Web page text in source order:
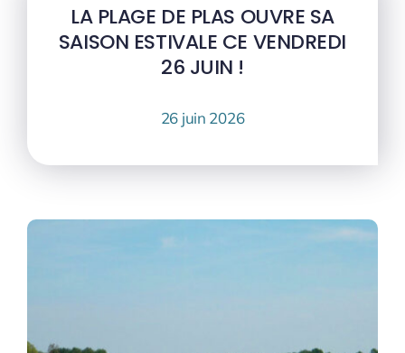
LA PLAGE DE PLAS OUVRE SA
SAISON ESTIVALE CE VENDREDI
26 JUIN !
26 juin 2026